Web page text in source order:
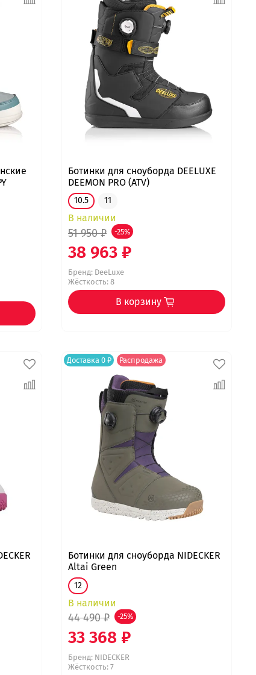
Ботинки для сноуборда DEELUXE
DEEMON PRO (ATV)
10.5 11
В наличии
51 950 ₽ -25%
38 963 ₽
Бренд: DeeLuxe
Жёсткость: 8
В корзину
Доставка 0 ₽ Распродажа
Ботинки для сноуборда NIDECKER
Altai Green
12
В наличии
44 490 ₽ -25%
33 368 ₽
Бренд: NIDECKER
Жёсткость: 7